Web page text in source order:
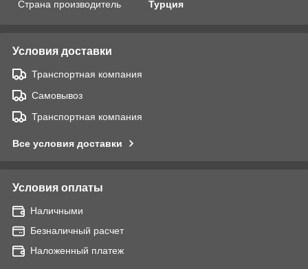
Страна производитель
Турция
Условия доставки
Транспортная компания
Самовывоз
Транспортная компания
Все условия доставки
Условия оплаты
Наличными
Безналичный расчет
Наложенный платеж